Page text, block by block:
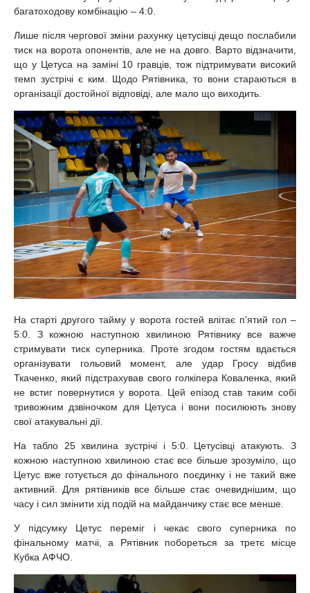
багатоходову комбінацію – 4:0.
Лише після чергової зміни рахунку цетусівці дещо послабили
тиск на ворота опонентів, але не на довго. Варто відзначити,
що у Цетуса на заміні 10 гравців, тож підтримувати високий
темп зустрічі є ким. Щодо Рятівника, то вони стараються в
організації достойної відповіді, але мало що виходить.
На старті другого тайму у ворота гостей влітає п’ятий гол –
5:0. З кожною наступною хвилиною Рятівнику все важче
стримувати тиск суперника. Проте згодом гостям вдається
організувати гольовий момент, але удар Гросу відбив
Ткаченко, який підстрахував свого голкіпера Коваленка, який
не встиг повернутися у ворота. Цей епізод став таким собі
тривожним дзвіночком для Цетуса і вони посилюють знову
свої атакувальні дії.
На табло 25 хвилина зустрічі і 5:0. Цетусівці атакують. З
кожною наступною хвилиною стає все більше зрозуміло, що
Цетус вже готується до фінального поєдинку і не такий вже
активний. Для рятівників все більше стає очевиднішим, що
часу і сил змінити хід подій на майданчику стає все менше.
У підсумку Цетус переміг і чекає свого суперника по
фінальному матчі, а Рятівник побореться за третє місце
Кубка АФЧО.